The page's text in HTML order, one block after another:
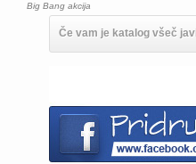
Big Bang akcija
Če vam je katalog všeč